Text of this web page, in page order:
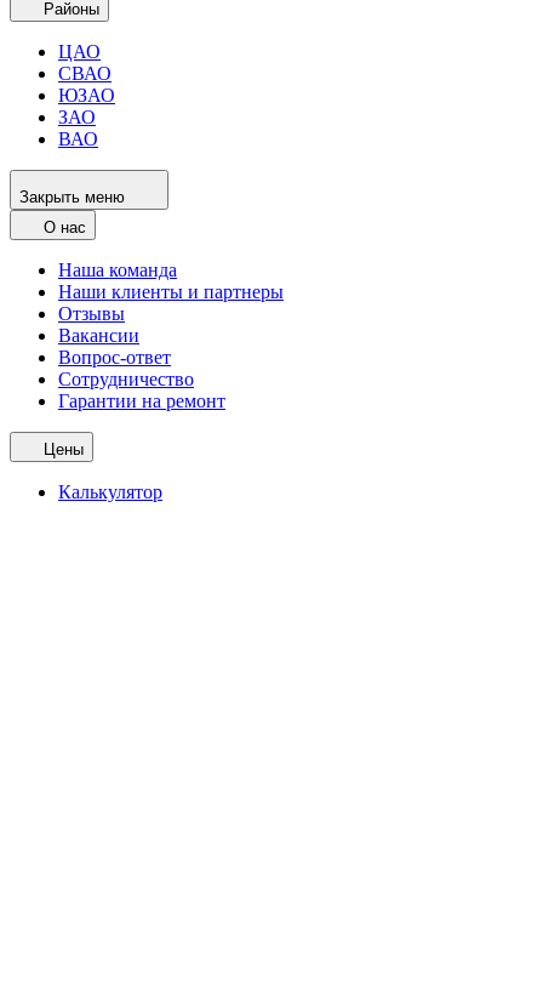
Районы
ЦАО
СВАО
ЮЗАО
ЗАО
ВАО
Закрыть меню
О нас
Наша команда
Наши клиенты и партнеры
Отзывы
Вакансии
Вопрос-ответ
Сотрудничество
Гарантии на ремонт
Цены
Калькулятор